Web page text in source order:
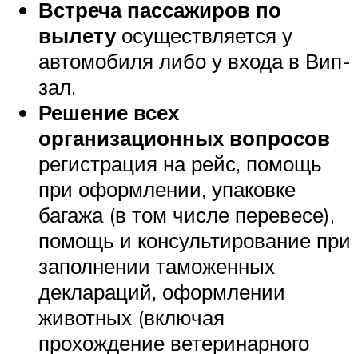
Встреча пассажиров по
вылетуосуществляется у
автомобиля либо у входа в Вип-
зал.
Решение всех
организационных вопросов
регистрация на рейс, помощь
при оформлении, упаковке
багажа (в том числе перевесе),
помощь и консультирование при
заполнении таможенных
деклараций, оформлении
животных (включая
прохождение ветеринарного